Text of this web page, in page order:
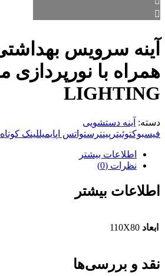
آینه سرویس
LIGHTING
دسته: آینه دستشویی
فیسبوکتوئیتر پینترستواتس اپایمیللینک کوتاه
اطلاعات بیشتر
نظرات (0)
اطلاعات بیشتر
ابعاد 110X80
نقد و بررسی‌ها